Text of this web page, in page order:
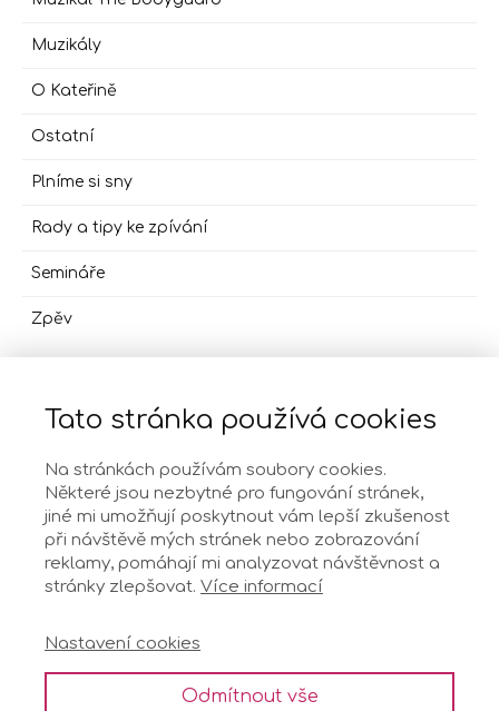
Muzikály
O Kateřině
Ostatní
Plníme si sny
Rady a tipy ke zpívání
Semináře
Zpěv
Ochrana osobních údajů
Kontakt
Tato stránka používá cookies
Na stránkách používám soubory cookies.
Některé jsou nezbytné pro fungování stránek,
jiné mi umožňují poskytnout vám lepší zkušenost
při návštěvě mých stránek nebo zobrazování
reklamy, pomáhají mi analyzovat návštěvnost a
stránky zlepšovat. Více informací
Nastavení cookies
Odmítnout vše